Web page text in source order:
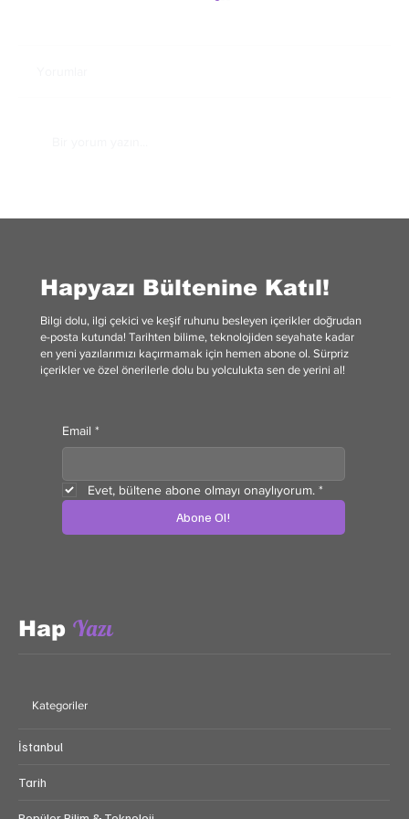
Hapyazı Bültenine Katıl!
Email *
Evet, bültene abone olmayı onaylıyorum. *
Abone Ol!
Bilgi dolu, ilgi çekici ve keşif ruhunu besleyen içerikler doğrudan
e-posta kutunda! Tarihten bilime, teknolojiden seyahate kadar
en yeni yazılarımızı kaçırmamak için hemen abone ol. Sürpriz
içerikler ve özel önerilerle dolu bu yolculukta sen de yerini al!
Hap Yazı
Kategoriler
İstanbul
Tarih